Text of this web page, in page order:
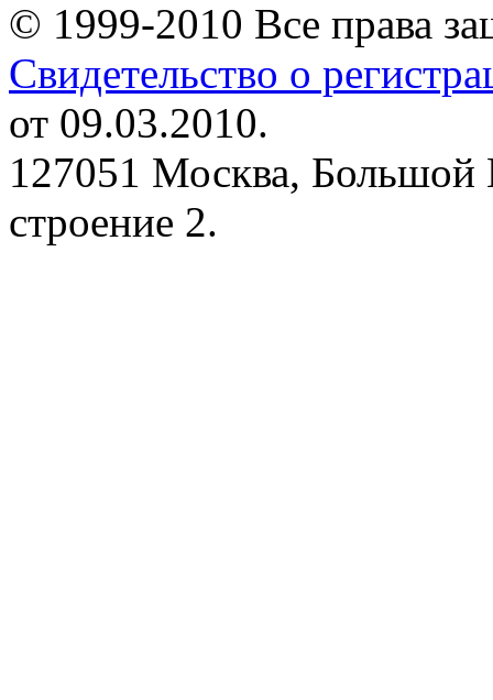
© 1999-2010 Все права
Свидетельство о
от 09.03.2010.
127051 Москва, Большой
строение 2.